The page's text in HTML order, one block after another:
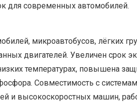
для современных автомобилей.
микроавтобусов, лёгких
двигателей. Увеличен срок
температурах, повышена
Совместимость с
и высокоскоростных машин,